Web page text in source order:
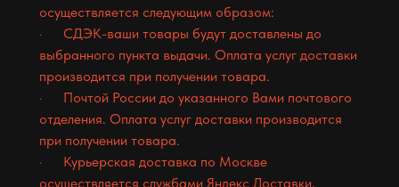
осуществляется следующим образом:
· СДЭК-ваши товары будут доставлены до
выбранного пункта выдачи. Оплата услуг доставки
производится при получении товара.
· Почтой России до указанного Вами почтового
отделения. Оплата услуг доставки производится
при получении товара.
· Курьерская доставка по Москве
осуществляется службами Яндекс Доставки,